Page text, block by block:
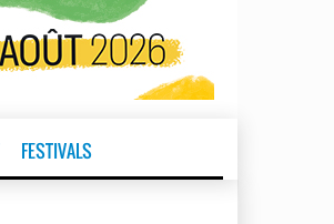
FESTIVALS